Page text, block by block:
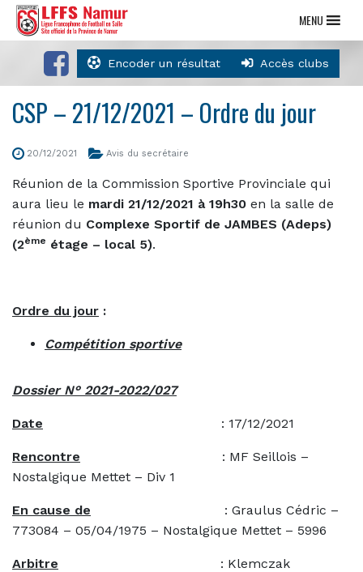
Encoder un résultat Accès clubs
MENU
CSP – 21/12/2021 – Ordre du jour
20/12/2021 Avis du secrétaire
Réunion de la Commission Sportive Provinciale qui
aura lieu le mardi 21/12/2021 à 19h30 en la salle de
réunion du Complexe Sportif de JAMBES (Adeps)
(2ème étage – local 5).
Ordre du jour :
Compétition sportive
Dossier N° 2021-2022/027
Date : 17/12/2021
Rencontre : MF Seillois –
Nostalgique Mettet – Div 1
En cause de : Graulus Cédric –
773084 – 05/04/1975 – Nostalgique Mettet – 5996
Arbitre : Klemczak